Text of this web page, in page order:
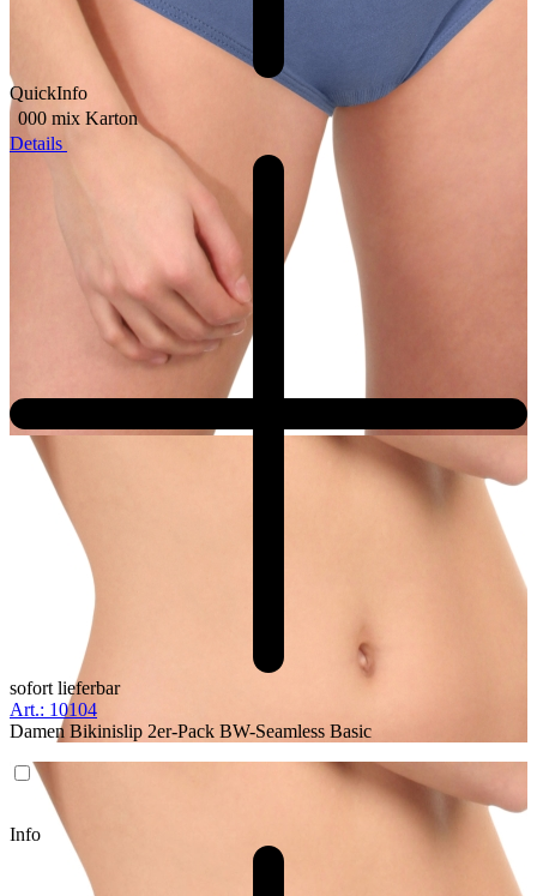
QuickInfo
000 mix Karton
Details
sofort lieferbar
Art.: 10104
Damen Bikinislip 2er-Pack BW-Seamless Basic
Info